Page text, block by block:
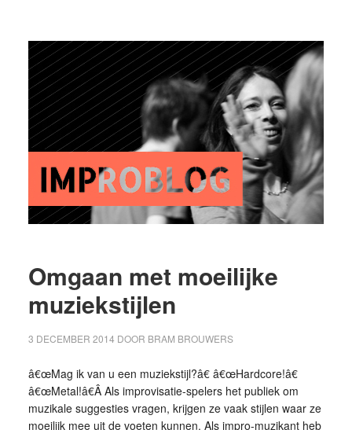
Omgaan met moeilijke
muziekstijlen
3 DECEMBER 2014 DOOR BRAM BROUWERS
â€œMag ik van u een muziekstijl?â€ â€œHardcore!â€
â€œMetal!â€Â Als improvisatie-spelers het publiek om
muzikale suggesties vragen, krijgen ze vaak stijlen waar ze
moeilijk mee uit de voeten kunnen. Als impro-muzikant heb